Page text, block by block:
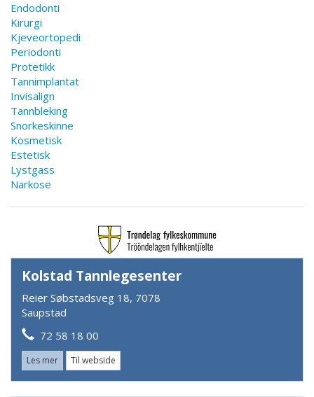
Endodonti
Kirurgi
Kjeveortopedi
Periodonti
Protetikk
Tannimplantat
Invisalign
Tannbleking
Snorkeskinne
Kosmetisk
Estetisk
Lystgass
Narkose
Kolstad Tannlegesenter
Reier Søbstadsveg 18, 7078
Saupstad
72 58 18 00
Les mer Til webside